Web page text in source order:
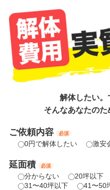
解体したい
そんなあなたのた
ご依頼内容 必須
0円で解体したい 激安
延面積 必須
分からない 20坪以下
31〜40坪以下
41〜50